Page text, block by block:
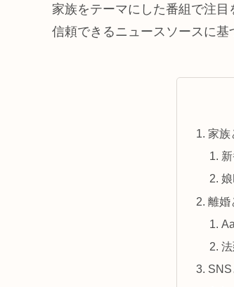
家族をテーマにした番組で注
信頼できるニュースソースに基
家族
離婚